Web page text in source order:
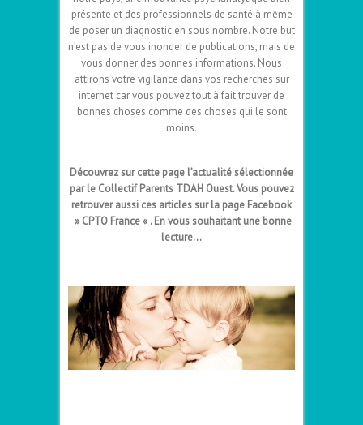
présente et des professionnels de santé à même
de poser un diagnostic en sous nombre. Notre but
n’est pas de vous inonder de publications, mais de
vous donner des bonnes informations. Nous
attirons votre vigilance dans vos recherches sur
internet car vous pouvez tout à fait trouver de
bonnes choses comme des choses qui le sont
moins.
Découvrez sur cette page l’actualité sélectionnée
par le Collectif Parents TDAH Ouest. Vous pouvez
retrouver aussi ces articles sur la page Facebook
» CPTO France « . En vous souhaitant une bonne
lecture…